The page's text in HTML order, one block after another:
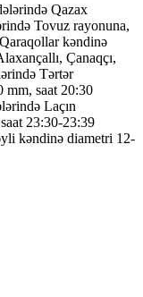
Qazax
Tovuz rayonuna,
kəndinə
Çanaqçı,
Tərtər
mm, saat 20:30
Laçın
23:30-23:39
kəndinə diametri 12-